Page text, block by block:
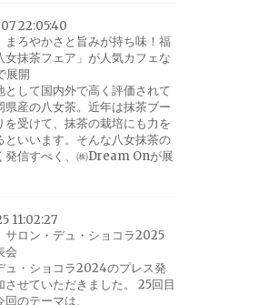
22:05:40
まろやかさと旨みが持ち味！福
女抹茶フェア」が人気カフェな
展開
として国内外で高く評価されて
県産の八女茶。近年は抹茶ブー
を受けて、抹茶の栽培にも力を
といいます。そんな八女抹茶の
発信すべく、㈱Dream Onが展
11:02:27
サロン・デュ・ショコラ2025
会
ュ・ショコラ2024のプレス発
させていただきました。 25回目
のテーマは、